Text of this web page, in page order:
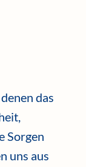
das
Sorgen
uns aus